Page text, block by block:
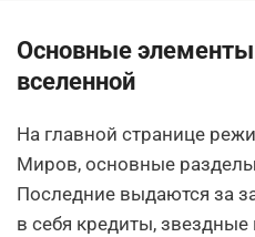
Основные элементы
вселенной
На главной странице
Миров, основные
Последние выдаются за
в себя кредиты,